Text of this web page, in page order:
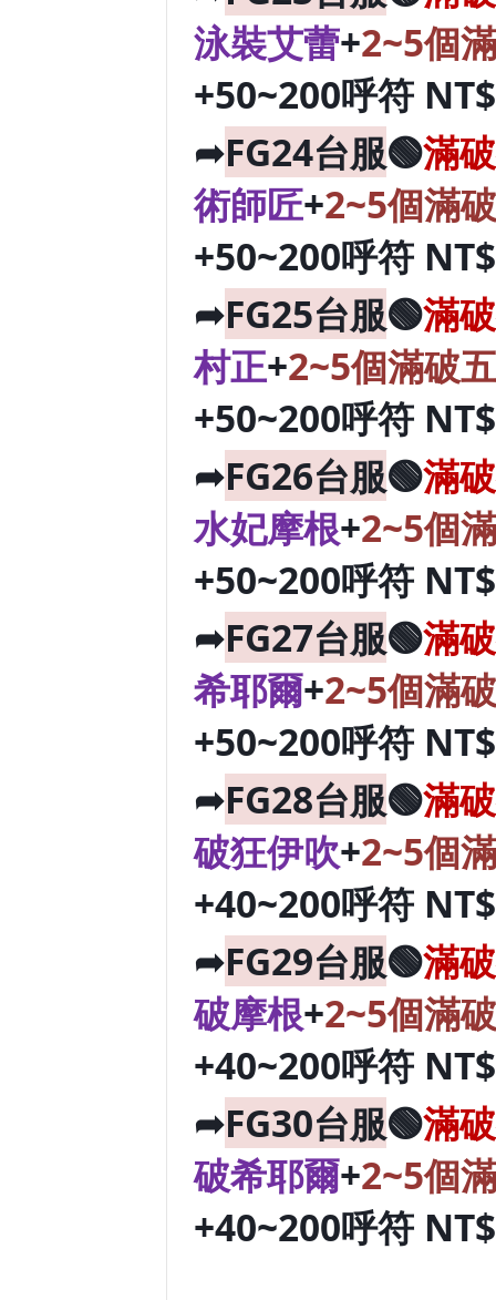
泳裝艾蕾+2~5個
+50~200呼符
➦FG24台服🟢滿
術師匠+2~5個滿
+50~200呼符
➦FG25台服🟢滿
村正+2~5個滿破
+50~200呼符
➦FG26台服🟢滿
水妃摩根+2~5個
+50~200呼符
➦FG27台服🟢滿
希耶爾+2~5個滿
+50~200呼符
➦FG28台服🟢滿
破狂伊吹+2~5個
+40~200呼符
➦FG29台服🟢滿
破摩根+2~5個滿
+40~200呼符
➦FG30台服🟢滿
破希耶爾+2~5個
+40~200呼符